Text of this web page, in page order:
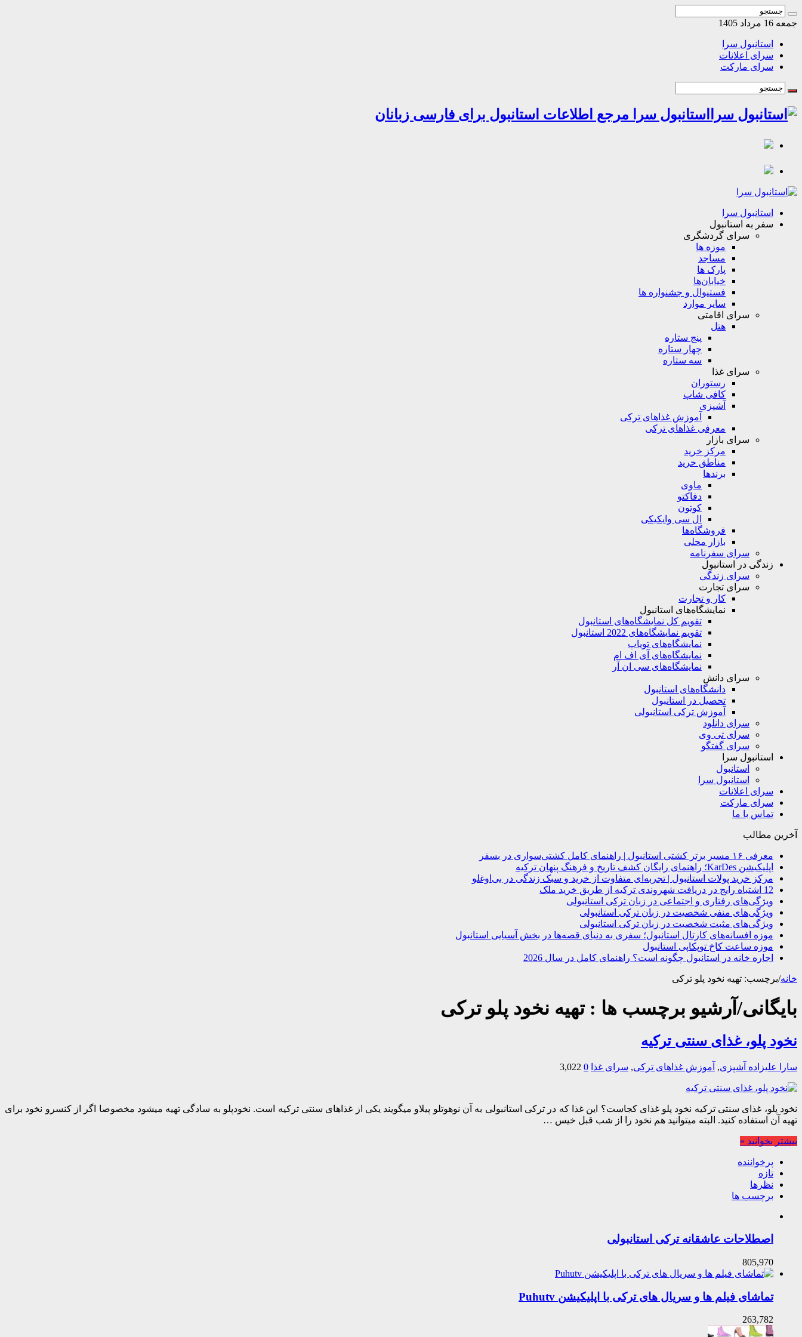
جمعه 16 مرداد 1405
استانبول سرا
سرای اعلانات
سرای مارکت
استانبول سرا مرجع اطلاعات استانبول برای فارسی زبانان
استانبول سرا
سفر به استانبول
سرای گردشگری
موزه ها
مساجد
پارک ها
خیابان‌ها
فستیوال و جشنواره ها
سایر موارد
سرای اقامتی
هتل
پنج ستاره
چهار ستاره
سه ستاره
سرای غذا
رستوران
کافی شاپ
آشپزی
آموزش غذاهای ترکی
معرفی غذاهای ترکی
سرای بازار
مرکز خرید
مناطق خرید
برندها
ماوی
دفاکتو
کوتون
ال سی وایکیکی
فروشگاه‌ها
بازار محلی
سرای سفرنامه
زندگی در استانبول
سرای زندگی
سرای تجارت
کار و تجارت
نمایشگاه‌های استانبول
تقویم کل نمایشگاه‌های استانبول
تقویم نمایشگاه‌های 2022 استانبول
نمایشگاه‌های تویاپ
نمایشگاه‌های آی اف ام
نمایشگاه‌های سی ان آر
سرای دانش
دانشگاه‌های استانبول
تحصیل در استانبول
آموزش ترکی استانبولی
سرای دانلود
سرای تی وی
سرای گفتگو
استانبول سرا
استانبول
استانبول سرا
سرای اعلانات
سرای مارکت
تماس با ما
آخرین مطالب
معرفی ۱۶ مسیر برتر کشتی استانبول | راهنمای کامل کشتی‌سواری در بسفر
اپلیکیشن KarDes؛ راهنمای رایگان کشف تاریخ و فرهنگ پنهان ترکیه
مرکز خرید پولات استانبول | تجربه‌ای متفاوت از خرید و سبک زندگی در بی‌اوغلو
12 اشتباه رایج در دریافت شهروندی ترکیه از طریق خرید ملک
ویژگی‌های رفتاری و اجتماعی در زبان ترکی استانبولی
ویژگی‌های منفی شخصیت در زبان ترکی استانبولی
ویژگی‌های مثبت شخصیت در زبان ترکی استانبولی
موزه افسانه‌های کارتال استانبول؛ سفری به دنیای قصه‌ها در بخش آسیایی استانبول
موزه ساعت کاخ توپکاپی استانبول
اجاره خانه در استانبول چگونه است؟ راهنمای کامل در سال 2026
خانه/برچسب: تهیه نخود پلو ترکی
بایگانی/آرشیو برچسب ها :تهیه نخود پلو ترکی
نخود پلو، غذای سنتی ترکیه
سارا علیزاده آشپزی, آموزش غذاهای ترکی, سرای غذا 0
3,022
نخود پلو، غذای سنتی ترکیه نخود پلو غذای کجاست؟ این غذا که در ترکی استانبولی به آن نوهوتلو پیلاو میگویند یکی از غذاهای سنتی ترکیه است. نخودپلو به سادگی تهیه میشود مخصوصا اگر از کنسرو نخود برای
تهیه آن استفاده کنید. البته میتوانید هم نخود را از شب قبل خیس …
بیشتر بخوانید »
پرخواننده
تازه
نظرها
برچسب ها
اصطلاحات عاشقانه ترکی استانبولی
805,970
تماشای فیلم ها و سریال های ترکی با اپلیکیشن Puhutv
263,782